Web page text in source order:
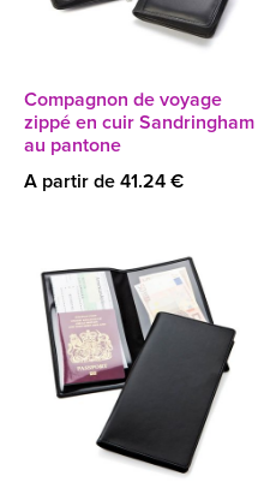
Compagnon de voyage
zippé en cuir Sandringham
au pantone
A partir de 41.24 €